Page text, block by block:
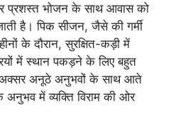
प्रशस्त भोजन के साथ आवास को
है। पिक सीजन, जैसे की गर्मी
के दौरान, सुरक्षित-कड़ी में
में स्थान पकड़ने के लिए बहुत
अक्सर अनूठे अनुभवों के साथ आते
अनुभव में व्यक्ति विराम की ओर